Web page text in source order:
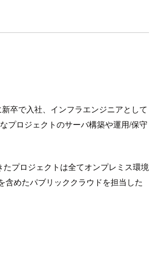
卒で入社、インフラエンジニアとして
プロジェクトのサーバ構築や運用/保守
たプロジェクトは全てオンプレミス環境
含めたパブリッククラウドを担当した